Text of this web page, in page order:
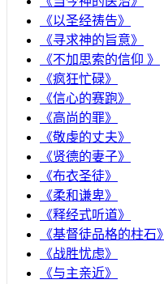
《以圣经祷告》
《寻求神的旨意》
《不加思索的信仰 》
《疯狂忙碌》
《信心的赛跑》
《高尚的罪》
《敬虔的丈夫》
《贤德的妻子》
《布衣圣徒》
《柔和谦卑》
《释经式听道》
《基督徒品格的柱石》
《战胜忧虑》
《与主亲近》